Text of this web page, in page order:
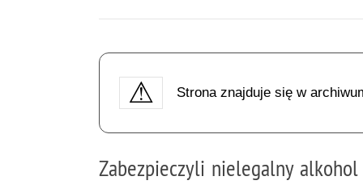
Strona znajduje się w
Zabezpieczyli nielegalny alkohol